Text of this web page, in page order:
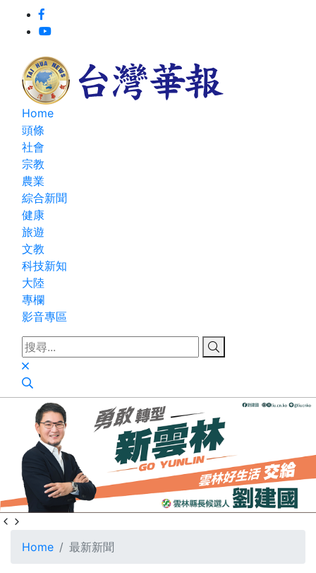
Home
頭條
社會
宗教
農業
綜合新聞
健康
旅遊
文教
科技新知
大陸
專欄
影音專區
Home 最新新聞